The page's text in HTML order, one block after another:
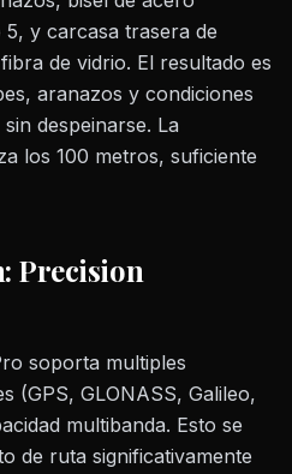
y carcasa trasera de
de vidrio. El resultado es
aranazos y condiciones
despeinarse. La
los 100 metros, suficiente
Precision
soporta multiples
(GPS, GLONASS, Galileo,
multibanda. Esto se
de ruta significativamente